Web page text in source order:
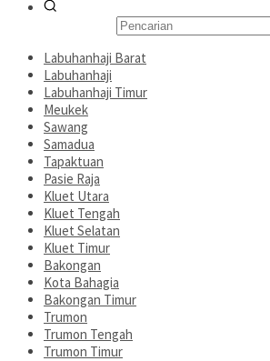
Labuhanhaji Barat
Labuhanhaji
Labuhanhaji Timur
Meukek
Sawang
Samadua
Tapaktuan
Pasie Raja
Kluet Utara
Kluet Tengah
Kluet Selatan
Kluet Timur
Bakongan
Kota Bahagia
Bakongan Timur
Trumon
Trumon Tengah
Trumon Timur